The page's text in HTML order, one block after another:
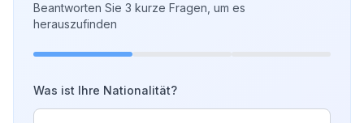
Beantworten Sie 3 kurze Fragen, um es
herauszufinden
Was ist Ihre Nationalität?